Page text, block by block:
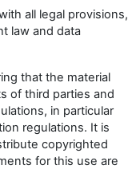
all legal provisions,
law and data
that the material
of third parties and
in particular
regulations. It is
copyrighted
for this use are